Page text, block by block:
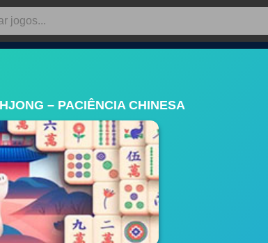
– PACIÊNCIA CHINESA